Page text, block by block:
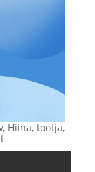
Hiina, tootja,